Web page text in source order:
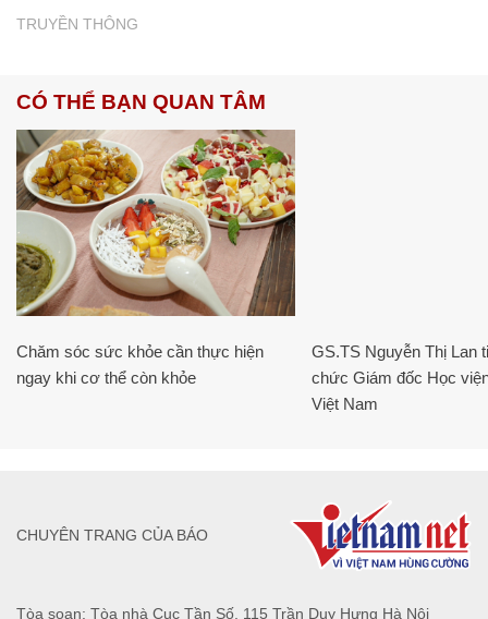
TRUYỀN THÔNG
CÓ THỂ BẠN QUAN TÂM
Chăm sóc sức khỏe cần thực hiện
ngay khi cơ thể còn khỏe
GS.TS Nguyễn Thị Lan
chức Giám đốc Học
Việt Nam
Tòa soạn: Tòa nhà Cục Tần Số, 115 Trần Duy Hưng Hà Nội
CHUYÊN TRANG CỦA BÁO